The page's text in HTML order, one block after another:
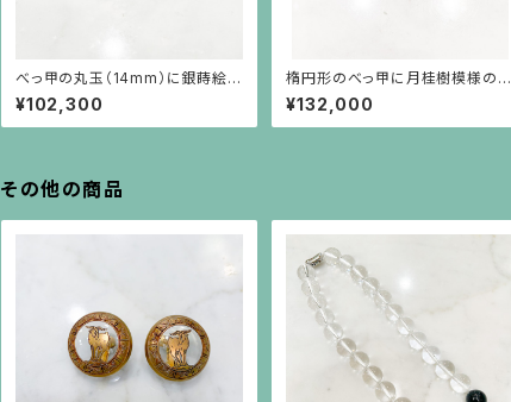
べっ甲の丸玉（14mm）に銀蒔絵の
薔薇の螺旋ピアス（18金ポスト）
¥102,300
楕円形のべっ甲に月桂樹模様の金
高蒔絵のイヤリング
¥132,000
その他の商品